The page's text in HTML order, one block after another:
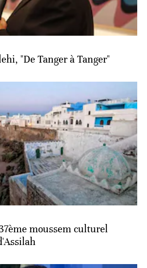
"De Tanger à Tanger"
moussem culturel